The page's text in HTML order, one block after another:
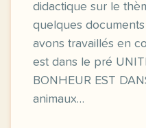
didactique sur le
quelques
avons travaillés en
est dans le pré
BONHEUR EST
animaux…